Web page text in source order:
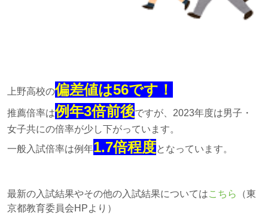
上野高校の偏差値は56です！
推薦倍率は例年3倍前後ですが、2023年度は男子・
女子共にの倍率が少し下がっています。
一般入試倍率は例年1.7倍程度となっています。
最新の入試結果やその他の入試結果についてはこちら
（東
京都教育委員会HPより）